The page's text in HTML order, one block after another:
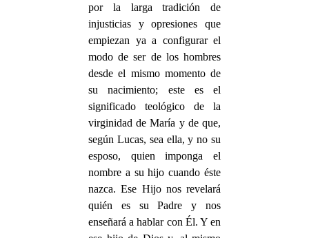
por la larga tradición de
injusticias y opresiones que
empiezan ya a configurar el
modo de ser de los hombres
desde el mismo momento de
su nacimiento; este es el
significado teológico de la
virginidad de María y de que,
según Lucas, sea ella, y no su
esposo, quien imponga el
nombre a su hijo cuando éste
nazca. Ese Hijo nos revelará
quién es su Padre y nos
enseñará a hablar con Él. Y en